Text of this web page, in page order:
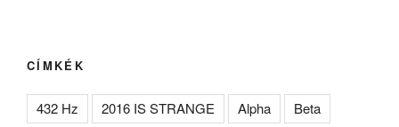
CÍMKÉK
432 Hz 2016 IS STRANGE Alpha
Beta